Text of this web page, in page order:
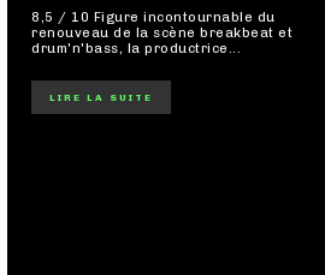
8,5 / 10 Figure incontournable du
renouveau de la scène breakbeat et
drum'n'bass, la productrice...
LIRE LA SUITE